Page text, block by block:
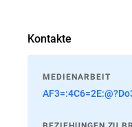
Kontakte
MEDIENARBEIT